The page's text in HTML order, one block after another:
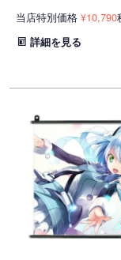
当店特別価格 ¥10,790
詳細を見る